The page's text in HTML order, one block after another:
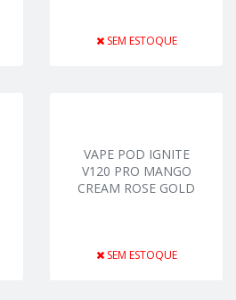
SEM ESTOQUE
VAPE POD IGNITE
V120 PRO MANGO
CREAM ROSE GOLD
SEM ESTOQUE